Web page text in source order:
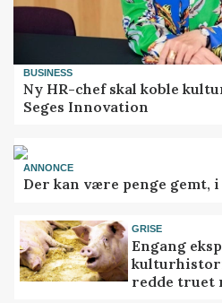
BUSINESS
Ny HR-chef skal koble
Seges Innovation
ANNONCE
Der kan være penge gemt,
GRISE
Engang
redde truet